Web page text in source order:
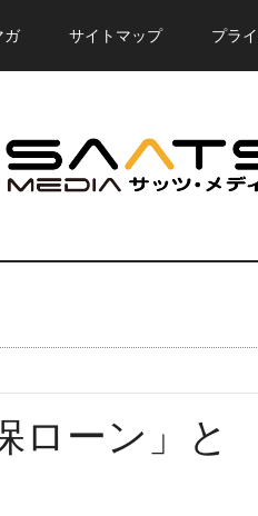
ガ サイトマップ プラ
ローン」と